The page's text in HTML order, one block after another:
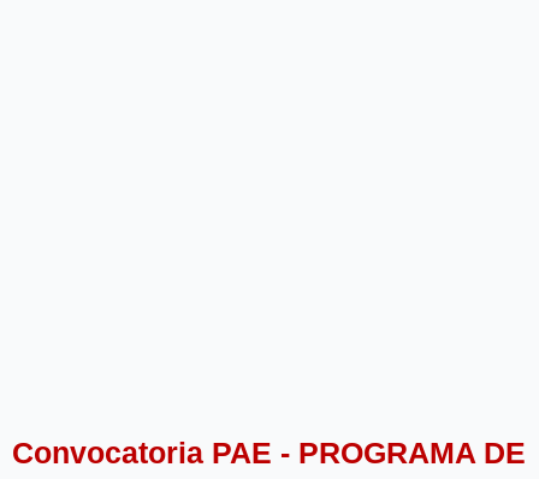
Convocatoria PAE - PROGRAMA DE